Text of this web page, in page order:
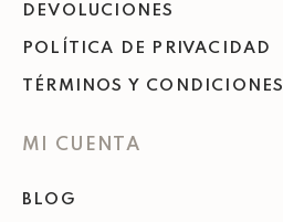
DEVOLUCIONES
POLÍTICA DE PRIVACIDAD
TÉRMINOS Y CONDICIONES
MI CUENTA
BLOG